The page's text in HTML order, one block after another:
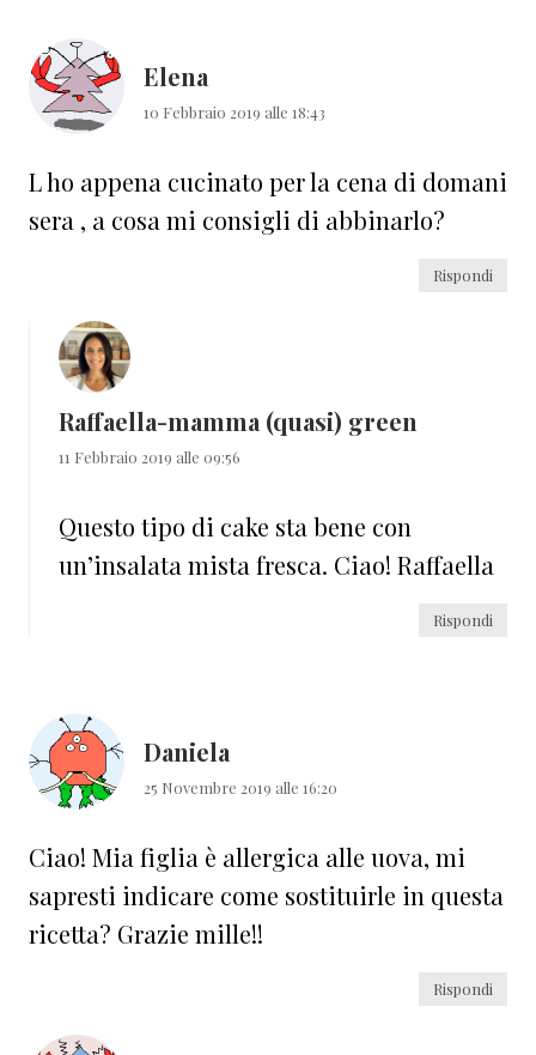
Elena
10 Febbraio 2019 alle 18:43
L ho appena cucinato per la cena di domani
sera , a cosa mi consigli di abbinarlo?
Rispondi
Raffaella-mamma (quasi) green
11 Febbraio 2019 alle 09:56
Questo tipo di cake sta bene con
un’insalata mista fresca. Ciao! Raffaella
Rispondi
Daniela
25 Novembre 2019 alle 16:20
Ciao! Mia figlia è allergica alle uova, mi
sapresti indicare come sostituirle in questa
ricetta? Grazie mille!!
Rispondi